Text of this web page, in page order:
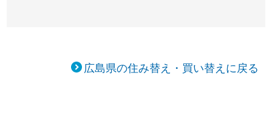
広島県の住み替え・買い替えに戻る